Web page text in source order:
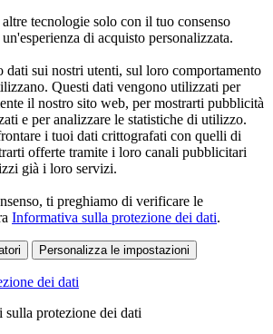
tecnologie solo con il tuo consenso
di acquisto personalizzata.
dati sui nostri utenti, sul loro comportamento
Questi dati vengono utilizzati per
il nostro sito web, per mostrarti pubblicità
e per analizzare le statistiche di utilizzo.
i tuoi dati crittografati con quelli di
offerte tramite i loro canali pubblicitari
già i loro servizi.
ti preghiamo di verificare le
Informativa sulla protezione dei dati.
Personalizza le impostazioni
dei dati
protezione dei dati